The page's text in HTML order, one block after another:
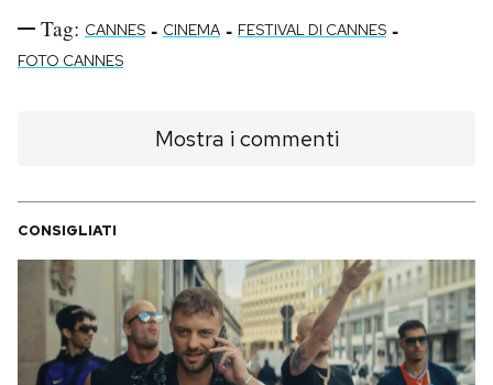
Tag: CANNES - CINEMA - FESTIVAL DI CANNES -
FOTO CANNES
Mostra i commenti
CONSIGLIATI